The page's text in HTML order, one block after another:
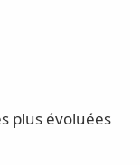
plus évoluées